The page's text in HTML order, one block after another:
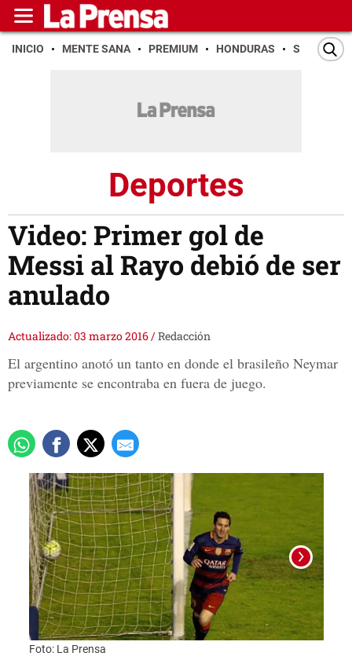
INICIO MENTE SANA PREMIUM HONDURAS SAN PEDRO
Deportes
Video: Primer gol de
Messi al Rayo debió de ser
anulado
Actualizado: 03 marzo 2016/Redacción
El argentino anotó un tanto en donde el brasileño Neymar
previamente se encontraba en fuera de juego.
Foto: La Prensa